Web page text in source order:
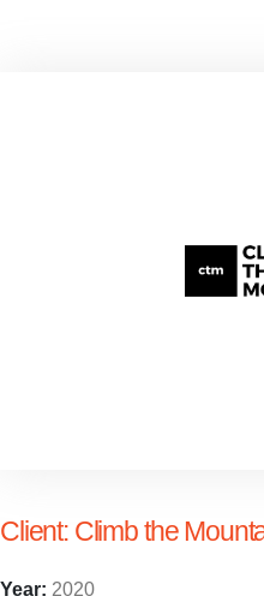
Client: Climb the
Year: 2020